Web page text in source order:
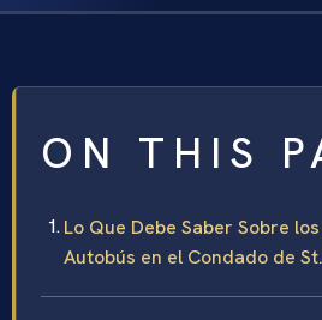
ON THIS
Lo Que Debe Saber Sobre
Autobús en el Condado de